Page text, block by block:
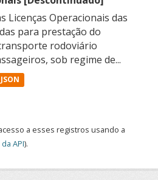
Licenças Operacionais das
para prestação do
rodoviário
sob regime de...
JSON
a esses registros usando a
API).